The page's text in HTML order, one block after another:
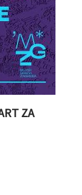
ZA